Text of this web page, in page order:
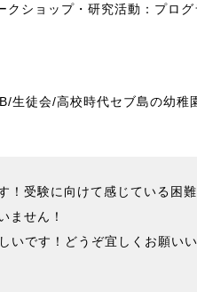
ショップ・研究活動：プログ
徒会/高校時代セブ島の幼稚
！受験に向けて感じている困
ません！
です！どうぞ宜しくお願いい